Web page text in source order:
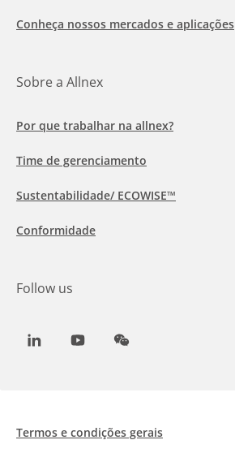
Conheça nossos mercados e aplicações
Sobre a Allnex
Por que trabalhar na allnex?
Time de gerenciamento
Sustentabilidade/ ECOWISE™
Conformidade
Follow us
LinkedInYoutubeWeChat
Termos e condições gerais